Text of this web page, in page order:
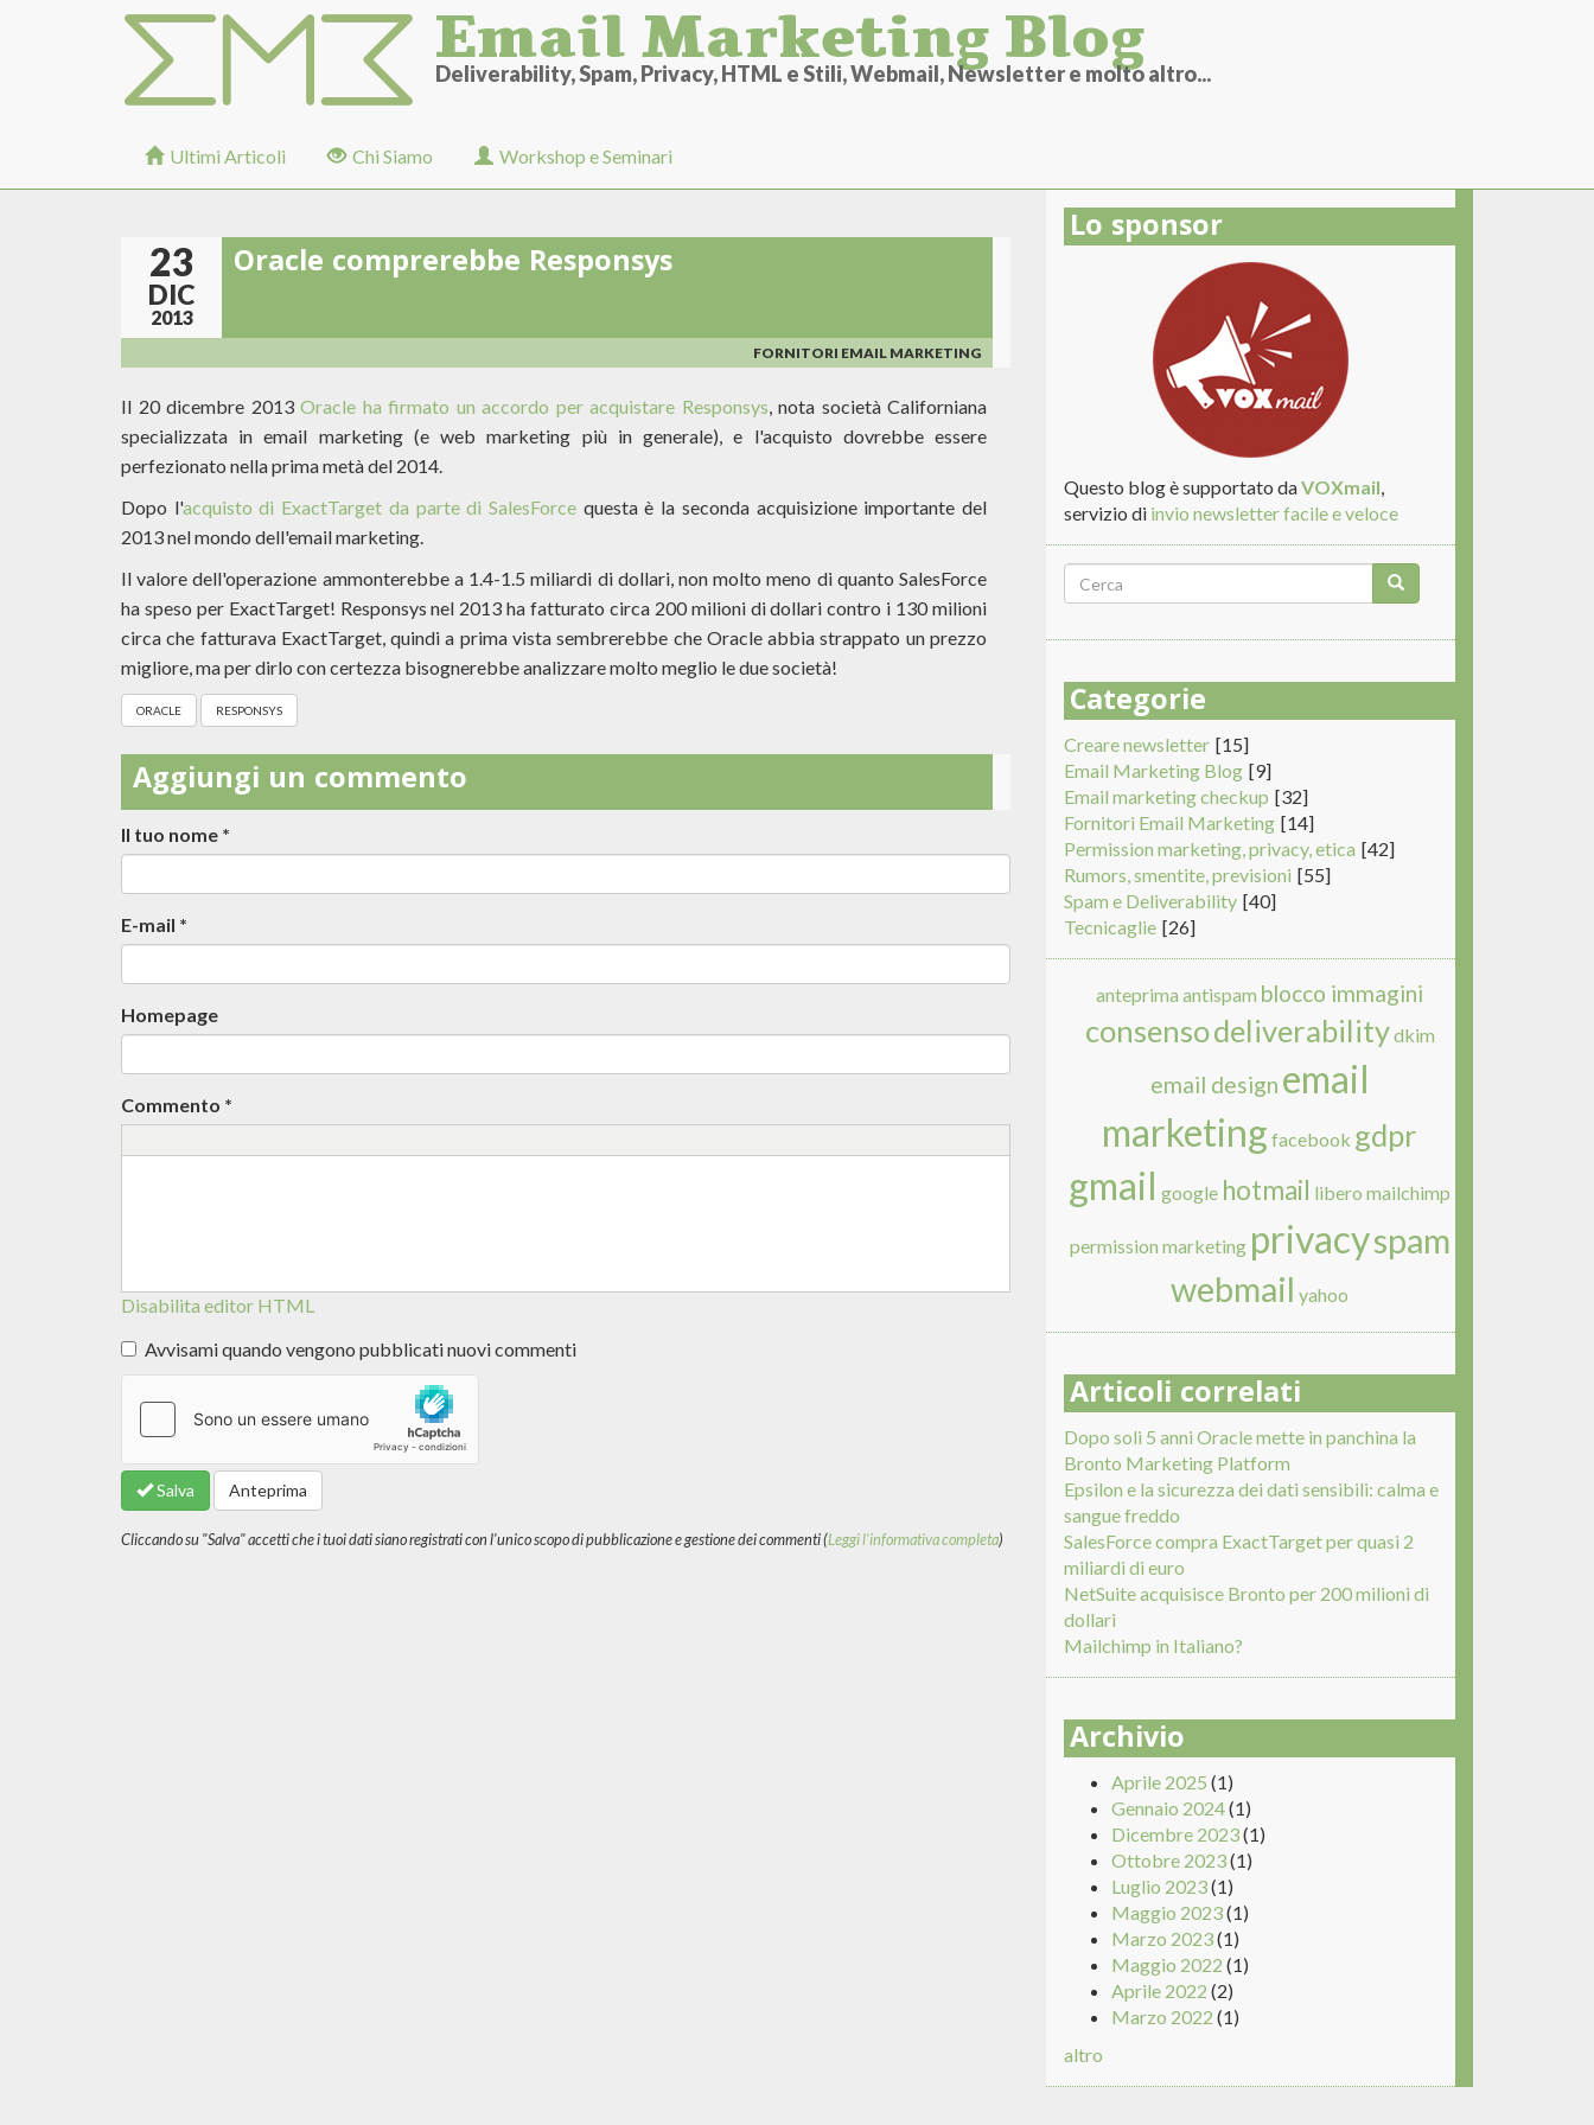
Email Marketing Blog
Deliverability, Spam, Privacy, HTML e Stili, Webmail, Newsletter e molto altro...
Ultimi Articoli Chi Siamo Workshop e Seminari
23
DIC
2013
Oracle comprerebbe Responsys
FORNITORI EMAIL MARKETING
Il 20 dicembre 2013 Oracle ha firmato un accordo per acquistare Responsys, nota società Californiana
specializzata in email marketing (e web marketing più in generale), e l'acquisto dovrebbe essere
perfezionato nella prima metà del 2014.
Dopo l'acquisto di ExactTarget da parte di SalesForce questa è la seconda acquisizione importante del
2013 nel mondo dell'email marketing.
Il valore dell'operazione ammonterebbe a 1.4-1.5 miliardi di dollari, non molto meno di quanto SalesForce
ha speso per ExactTarget! Responsys nel 2013 ha fatturato circa 200 milioni di dollari contro i 130 milioni
circa che fatturava ExactTarget, quindi a prima vista sembrerebbe che Oracle abbia strappato un prezzo
migliore, ma per dirlo con certezza bisognerebbe analizzare molto meglio le due società!
ORACLE RESPONSYS
Aggiungi un commento
Il tuo nome *
E-mail *
Homepage
Commento *
Disabilita editor HTML
sui formati
Avvisami quando vengono pubblicati nuovi commenti
Salva Anteprima
Cliccando su "Salva" accetti che i tuoi dati siano registrati con l'unico scopo di pubblicazione e gestione dei commenti (Leggi l'informativa completa)
Lo sponsor
Questo blog è supportato daVOXmail,
servizio di invio newsletter facile e veloce
Form
di
ricerca
Categorie
Creare newsletter [15]
Email Marketing Blog [9]
Email marketing checkup [32]
Fornitori Email Marketing [14]
Permission marketing, privacy, etica [42]
Rumors, smentite, previsioni [55]
Spam e Deliverability [40]
Tecnicaglie [26]
anteprima antispam blocco immagini
consensodeliverabilitydkim
email design email
marketing facebook gdpr
gmail google hotmail libero mailchimp
permission marketing privacyspam
webmail yahoo
Articoli correlati
Dopo soli 5 anni Oracle mette in panchina la
Bronto Marketing Platform
Epsilon e la sicurezza dei dati sensibili: calma e
sangue freddo
SalesForce compra ExactTarget per quasi 2
miliardi di euro
NetSuite acquisisce Bronto per 200 milioni di
dollari
Mailchimp in Italiano?
Archivio
Aprile 2025 (1)
Gennaio 2024(1)
Dicembre 2023(1)
Ottobre 2023(1)
Luglio 2023(1)
Maggio 2023(1)
Marzo 2023(1)
Maggio 2022 (1)
Aprile 2022 (2)
Marzo 2022 (1)
altro